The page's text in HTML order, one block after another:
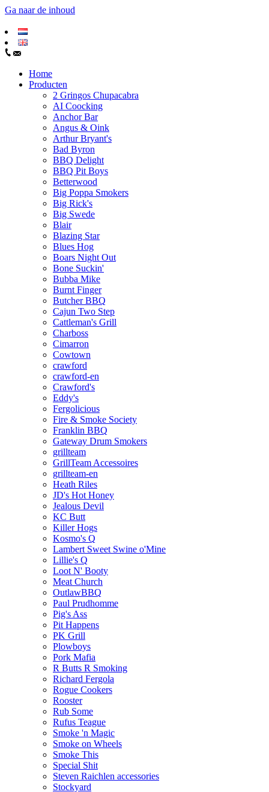
Ga naar de inhoud
Home
Producten
2 Gringos Chupacabra
AI Coocking
Anchor Bar
Angus & Oink
Arthur Bryant's
Bad Byron
BBQ Delight
BBQ Pit Boys
Betterwood
Big Poppa Smokers
Big Rick's
Big Swede
Blair
Blazing Star
Blues Hog
Boars Night Out
Bone Suckin'
Bubba Mike
Burnt Finger
Butcher BBQ
Cajun Two Step
Cattleman's Grill
Charboss
Cimarron
Cowtown
crawford
crawford-en
Crawford's
Eddy's
Fergolicious
Fire & Smoke Society
Franklin BBQ
Gateway Drum Smokers
grillteam
GrillTeam Accessoires
grillteam-en
Heath Riles
JD's Hot Honey
Jealous Devil
KC Butt
Killer Hogs
Kosmo's Q
Lambert Sweet Swine o'Mine
Lillie's Q
Loot N' Booty
Meat Church
OutlawBBQ
Paul Prudhomme
Pig's Ass
Pit Happens
PK Grill
Plowboys
Pork Mafia
R Butts R Smoking
Richard Fergola
Rogue Cookers
Rooster
Rub Some
Rufus Teague
Smoke 'n Magic
Smoke on Wheels
Smoke This
Special Shit
Steven Raichlen accessories
Stockyard